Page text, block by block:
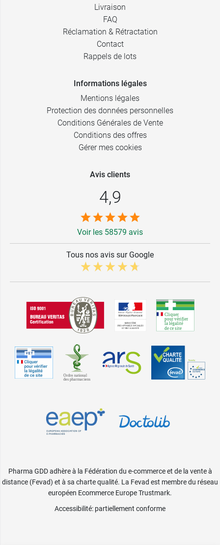
Livraison
FAQ
Réclamation & Rétractation
Contact
Rappels de lots
Informations légales
Mentions légales
Protection des données personnelles
Conditions Générales de Vente
Conditions des offres
Gérer mes cookies
Avis clients
4,9
Voir les 58579 avis
Tous nos avis sur Google
Pharma GDD adhère à la Fédération du e-commerce et de la vente à
distance (Fevad) et à sa charte qualité. La Fevad est membre du réseau
européen Ecommerce Europe Trustmark.
Accessibilité: partiellement conforme